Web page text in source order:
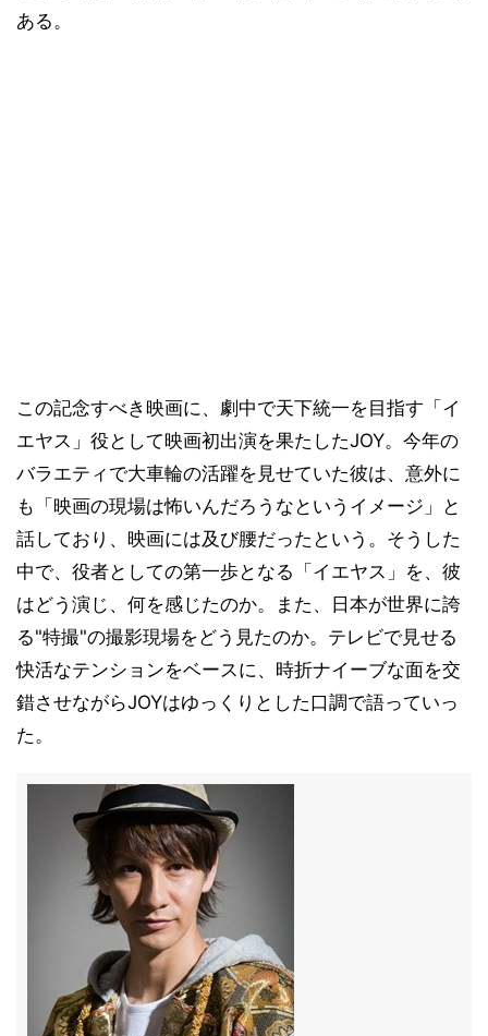
ある。
この記念すべき映画に、劇中で天下統一を目指す「イ
エヤス」役として映画初出演を果たしたJOY。今年の
バラエティで大車輪の活躍を見せていた彼は、意外に
も「映画の現場は怖いんだろうなというイメージ」と
話しており、映画には及び腰だったという。そうした
中で、役者としての第一歩となる「イエヤス」を、彼
はどう演じ、何を感じたのか。また、日本が世界に誇
る"特撮"の撮影現場をどう見たのか。テレビで見せる
快活なテンションをベースに、時折ナイーブな面を交
錯させながらJOYはゆっくりとした口調で語っていっ
た。